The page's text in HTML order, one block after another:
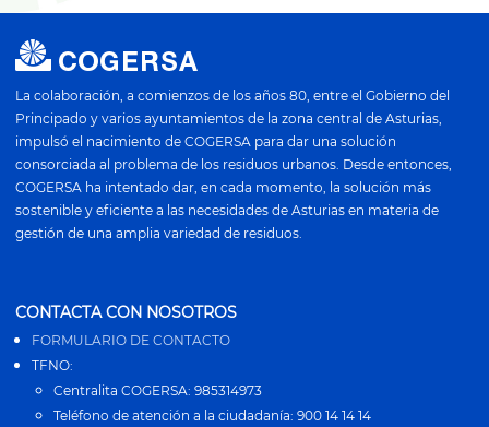
La colaboración, a comienzos de los años 80, entre el Gobierno del
Principado y varios ayuntamientos de la zona central de Asturias,
impulsó el nacimiento de COGERSA para dar una solución
consorciada al problema de los residuos urbanos. Desde entonces,
COGERSA ha intentado dar, en cada momento, la solución más
sostenible y eficiente a las necesidades de Asturias en materia de
gestión de una amplia variedad de residuos.
CONTACTA CON NOSOTROS
FORMULARIO DE CONTACTO
TFNO:
Centralita COGERSA: 985314973
Teléfono de atención a la ciudadanía: 900 14 14 14